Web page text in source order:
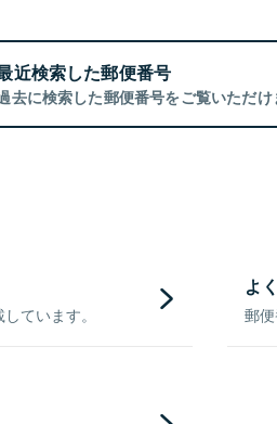
近検索した郵便番号
去に検索した郵便番号をご覧いただけ
ています。
よ
郵